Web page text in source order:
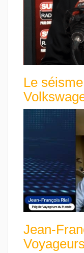
Le
Jean-